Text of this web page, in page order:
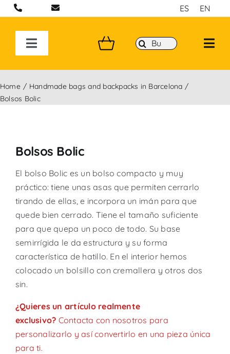
Saltar
al
contenido
ES EN
Toggle
Navigation
BOLSOS ARTESANALES EN BARCELONA
MOCHILAS
COLECCIONES
P&W BY YOU
Buscar:
Home
Handmade bags and backpacks in Barcelona
Bolsos Bolic
Bolsos Bolic
El bolso Bolic es un bolso compacto y muy
práctico: tiene unas asas que permiten cerrarlo
tirando de ellas, e incorpora un imán para que
quede bien cerrado. Tiene el tamaño suficiente
para que quepa un poco de todo. Su base
semirrígida le da estructura y su forma
característica de hatillo. En el interior hemos
colocado un bolsillo con cremallera y otros dos
sin.
¿Quieres un artículo realmente
exclusivo? Contacta con nosotros para
personalizarlo y así convertirlo en una pieza única
para ti.